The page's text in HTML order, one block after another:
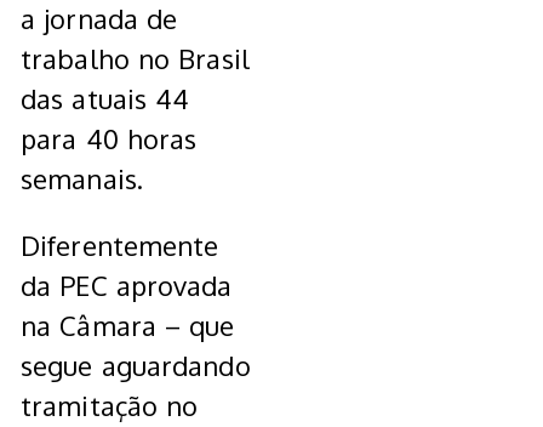
a jornada de
trabalho no Brasil
das atuais 44
para 40 horas
semanais.
Diferentemente
da PEC aprovada
na Câmara – que
segue aguardando
tramitação no